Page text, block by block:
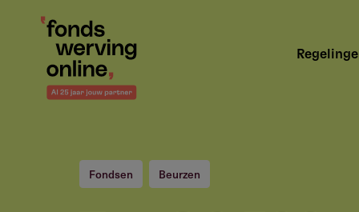
Overslaan
Hoofdnavigatie
Fondsen Beurzen